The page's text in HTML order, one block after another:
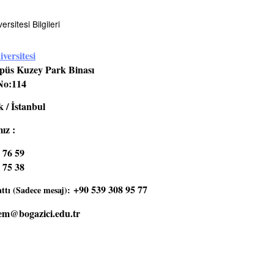
Bilgileri
Kuzey Park Binası
/ İstanbul
:
59
38
(Sadece mesaj): +90 539 308 95 77